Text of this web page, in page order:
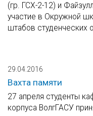
(гр. ГСХ-2-12) и
участие в Окружной
штабов студенческих
29.04.2016
Вахта памяти
27 апреля студенты
корпуса ВолгГАСУ